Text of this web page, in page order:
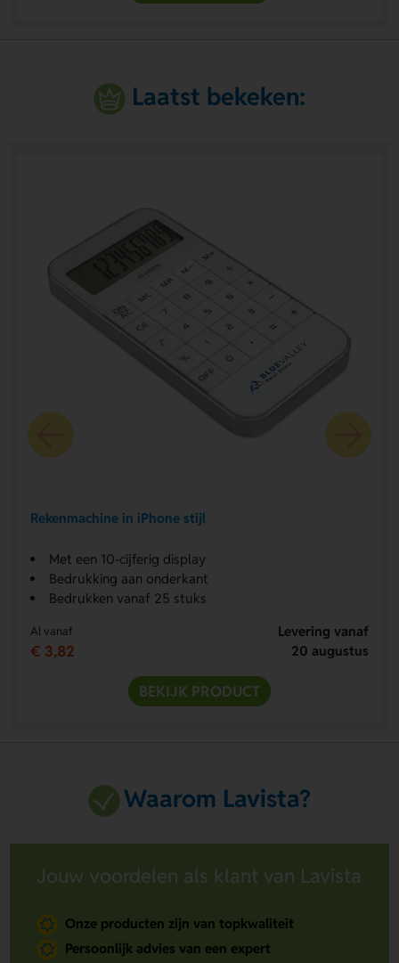
Laatst bekeken:
Rekenmachine in iPhone stijl
Met een 10-cijferig display
Bedrukking aan onderkant
Bedrukken vanaf 25 stuks
Al vanaf
€ 3,82
Levering vanaf
20 augustus
BEKIJK PRODUCT
Waarom Lavista?
Jouw voordelen als klant van Lavista
Onze producten zijn van topkwaliteit
Persoonlijk advies van een expert